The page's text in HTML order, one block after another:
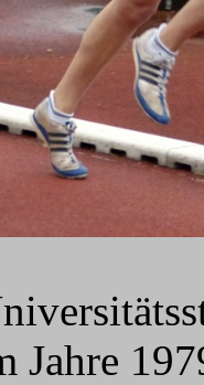
Jahre